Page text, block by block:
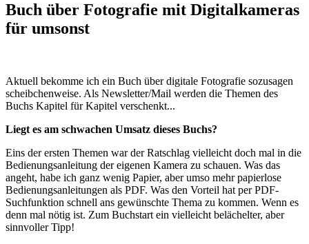
Buch über Fotografie mit Digitalkameras
für umsonst
Aktuell bekomme ich ein Buch über digitale Fotografie sozusagen
scheibchenweise. Als Newsletter/Mail werden die Themen des
Buchs Kapitel für Kapitel verschenkt...
Liegt es am schwachen Umsatz dieses Buchs?
Eins der ersten Themen war der Ratschlag vielleicht doch mal in die
Bedienungsanleitung der eigenen Kamera zu schauen. Was das
angeht, habe ich ganz wenig Papier, aber umso mehr papierlose
Bedienungsanleitungen als PDF. Was den Vorteil hat per PDF-
Suchfunktion schnell ans gewünschte Thema zu kommen. Wenn es
denn mal nötig ist. Zum Buchstart ein vielleicht belächelter, aber
sinnvoller Tipp!